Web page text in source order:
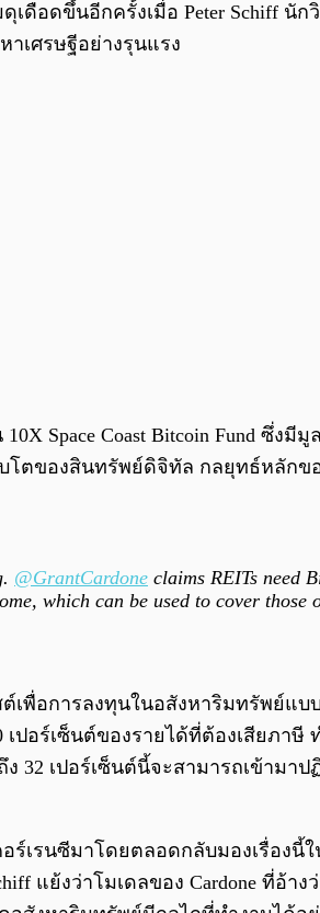
เดือดขึ้นอีกครั้งเมื่อ Peter Schiff
าเศรษฐีอย่างรุนแรง
10X Space Coast Bitcoin Fund
โตของสินทรัพย์ดิจิทัล กลยุทธ์หลัก
@GrantCardone claims REITs need
which can be used to cover those
เพื่อการลงทุนในอสังหาริมทรัพย์
อร์เซ็นต์ของรายได้ที่ต้องเสียภา
32 เปอร์เซ็นต์นี้จะสามารถเข้ามา
ร์เรนซีมาโดยตลอดกลับมองเรื่อ
แย้งว่าโมเดลของ Cardone ที่อ้